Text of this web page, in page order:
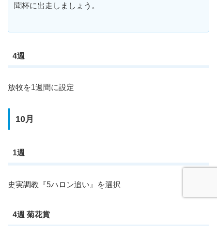
聞杯に出走しましょう。
4週
放牧を1週間に設定
10月
1週
史実調教『5ハロン追い』を選択
4週 菊花賞